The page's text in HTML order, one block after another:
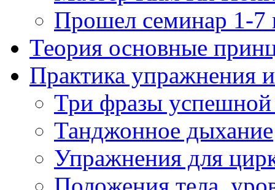
Прошел семинар 1-7
Теория основные
Практика упражнения
Три фразы успешной
Танджонное дыхание
Упражнения для